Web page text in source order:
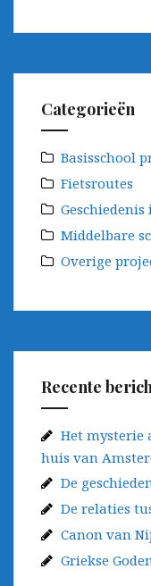
Categorieën
Basisschool
Fietsroutes
Middelbare
Overige
Recente
Het mysterie
huis van
De
De relaties
Canon van
Griekse